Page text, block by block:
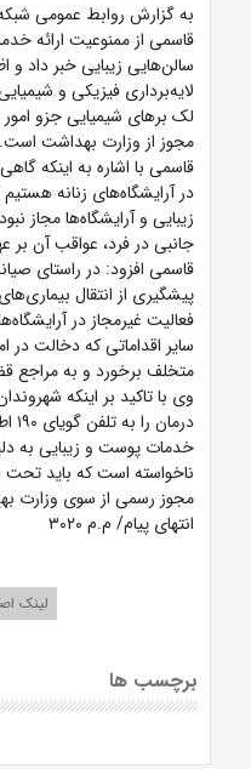
به گزارش روابط عمومی
قاسمی از ممنوعیت ارائه
سالن‌هایی زیبایی خبر داد و
لایه‌برداری فیزیکی و
لک برهای شیمیایی جزو
مجوز از وزارت بهداشت است.
قاسمی با اشاره به اینکه
در آرایشگاه‌های زنانه
زیبایی و آرایشگاه‌ها مجاز
جانبی در فرد، عواقب آن بر
قاسمی افزود: در راستای
پیشگیری از انتقال
فعالیت غیرمجاز در
سایر اقداماتی که دخالت
متخلف برخورد و به مراجع
وی با تاکید بر اینکه
خدمات پوست و زیبایی به
ناخواسته است که باید
مجوز رسمی از سوی وزارت
انتهای پیام/ م.م ۳۰۲۰
لینک
برچسب ها